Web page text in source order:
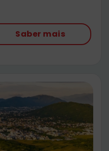
Saber mais